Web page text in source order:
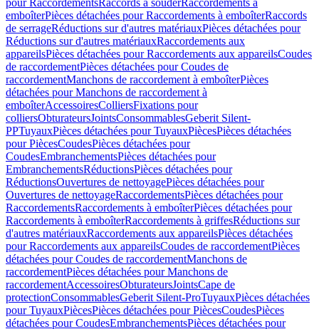
pour RaccordementsRaccords à souderRaccordements à
emboîterPièces détachées pour Raccordements à emboîterRaccords
de serrageRéductions sur d'autres matériauxPièces détachées pour
Réductions sur d'autres matériauxRaccordements aux
appareilsPièces détachées pour Raccordements aux appareilsCoudes
de raccordementPièces détachées pour Coudes de
raccordementManchons de raccordement à emboîterPièces
détachées pour Manchons de raccordement à
emboîterAccessoiresColliersFixations pour
colliersObturateursJointsConsommablesGeberit Silent-
PPTuyauxPièces détachées pour TuyauxPiècesPièces détachées
pour PiècesCoudesPièces détachées pour
CoudesEmbranchementsPièces détachées pour
EmbranchementsRéductionsPièces détachées pour
RéductionsOuvertures de nettoyagePièces détachées pour
Ouvertures de nettoyageRaccordementsPièces détachées pour
RaccordementsRaccordements à emboîterPièces détachées pour
Raccordements à emboîterRaccordements à griffesRéductions sur
d'autres matériauxRaccordements aux appareilsPièces détachées
pour Raccordements aux appareilsCoudes de raccordementPièces
détachées pour Coudes de raccordementManchons de
raccordementPièces détachées pour Manchons de
raccordementAccessoiresObturateursJointsCape de
protectionConsommablesGeberit Silent-ProTuyauxPièces détachées
pour TuyauxPiècesPièces détachées pour PiècesCoudesPièces
détachées pour CoudesEmbranchementsPièces détachées pour